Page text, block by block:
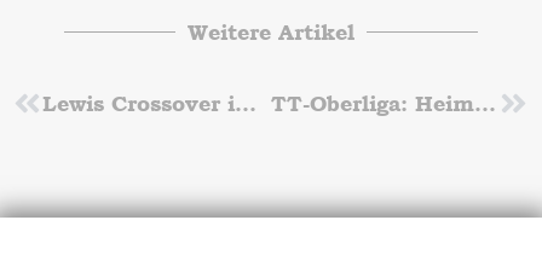
Weitere Artikel
Zurück Lewis Crossover in Illinois TT-Oberliga: Heimspiel-Serie im Oktober